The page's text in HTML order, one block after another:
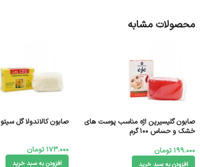
محصولات مشابه
صابون گلیسیرین اژه مناسب پوست های
خشک و حساس 100 گرم
199.000تومان
افزودن به سبد خرید
صابون کالاندولا گل سیتو ۱00 گرم
173.000تومان
افزودن به سبد خرید